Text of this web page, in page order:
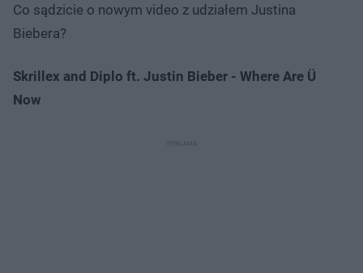
Co sądzicie o nowym video z udziałem Justina
Biebera?
Skrillex and Diplo ft. Justin Bieber - Where Are Ü
Now